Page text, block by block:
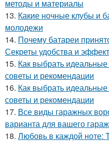
методы и материалы
13. Какие ночные клубы и
молодежи
14. Почему батареи
Секреты удобства и
15. Как выбрать
советы и рекомендации
16. Как выбрать
советы и рекомендации
17. Все виды гаражных
варианта для вашего
18. Любовь в каждой ноте: